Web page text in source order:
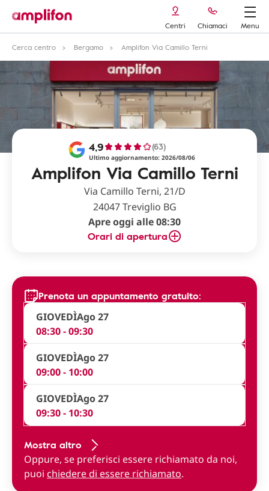
Centri Chiamaci
Menu
Cerca centro
Bergamo Amplifon Via Camillo Terni
Amplifon Via Camillo Terni
4,9 (63)
Ultimo aggiornamento: 2026/08/06
Via Camillo Terni, 21/D
24047 Treviglio BG
Apre oggi alle 08:30
Orari di apertura
Prenota un appuntamento gratuito:
GIOVEDÌAgo 27
08:30 - 09:30
GIOVEDÌAgo 27
09:00 - 10:00
GIOVEDÌAgo 27
09:30 - 10:30
Mostra altro
Oppure, se preferisci essere richiamato da noi,
puoi chiedere di essere richiamato.